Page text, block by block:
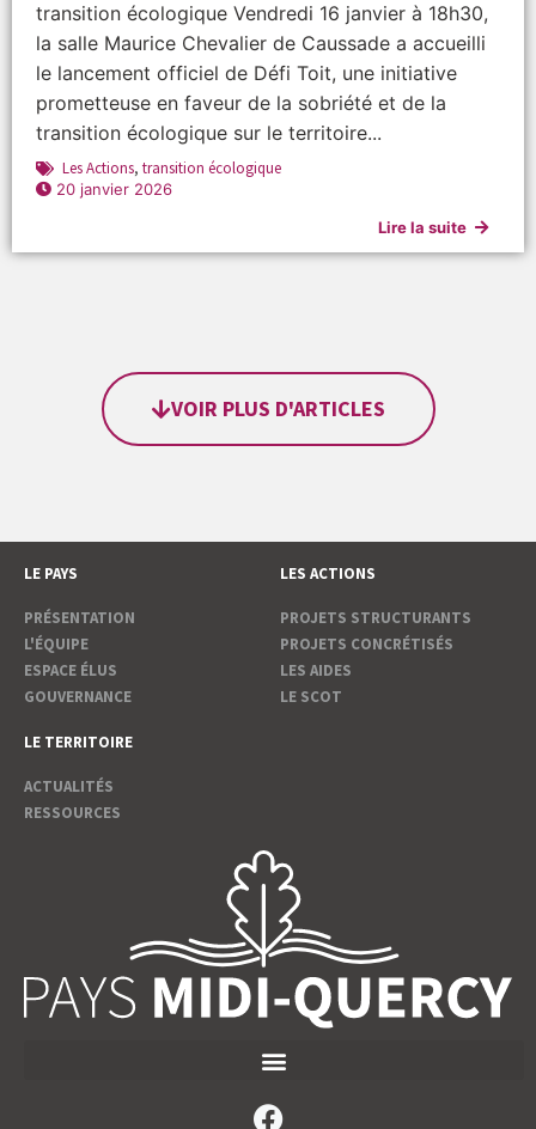
transition écologique Vendredi 16 janvier à 18h30,
la salle Maurice Chevalier de Caussade a accueilli
le lancement officiel de Défi Toit, une initiative
prometteuse en faveur de la sobriété et de la
transition écologique sur le territoire...
Les Actions, transition écologique
20 janvier 2026
Lire la suite
VOIR PLUS D'ARTICLES
LE PAYS
PRÉSENTATION
L'ÉQUIPE
ESPACE ÉLUS
GOUVERNANCE
LES ACTIONS
PROJETS STRUCTURANTS
PROJETS CONCRÉTISÉS
LES AIDES
LE SCOT
LE TERRITOIRE
ACTUALITÉS
RESSOURCES